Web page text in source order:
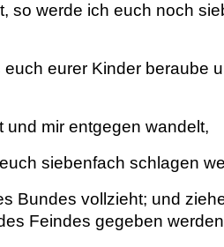
so werde ich euch noch
eurer Kinder beraube
mir entgegen wandelt,
siebenfach schlagen
Bundes vollzieht; und
Feindes gegeben